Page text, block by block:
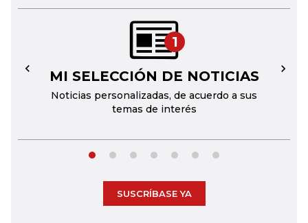
1
MI SELECCIÓN DE NOTICIAS
Noticias personalizadas, de acuerdo a sus
temas de interés
← →
SUSCRÍBASE YA